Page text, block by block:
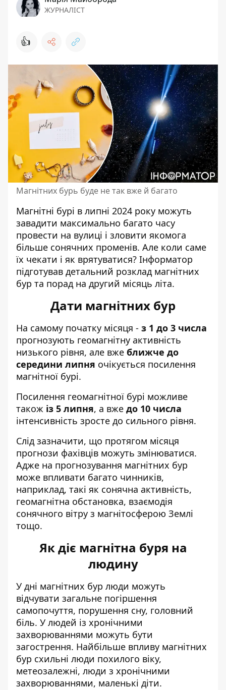
ЖУРНАЛІСТ
👍
Магнітних бурь буде не так вже й багато
Магнітні бурі в липні 2024 року можуть
завадити максимально багато часу
провести на вулиці і зловити якомога
більше сонячних променів. Але коли саме
їх чекати і як врятуватися? Інформатор
підготував детальний розклад магнітних
бур та порад на другий місяць літа.
Дати магнітних бур
На самому початку місяця - з 1 до 3 числа
прогнозують геомагнітну активність
низького рівня, але вже ближче до
середини липня очікується посилення
магнітної бурі.
Посилення геомагнітної бурі можливе
також із 5 липня, а вже до 10 числа
інтенсивність зросте до сильного рівня.
Слід зазначити, що протягом місяця
прогнози фахівців можуть змінюватися.
Адже на прогнозування магнітних бур
може впливати багато чинників,
наприклад, такі як сонячна активність,
геомагнітна обстановка, взаємодія
сонячного вітру з магнітосферою Землі
тощо.
Як діє магнітна буря на
людину
У дні магнітних бур люди можуть
відчувати загальне погіршення
самопочуття, порушення сну, головний
біль. У людей із хронічними
захворюваннями можуть бути
загострення. Найбільше впливу магнітних
бур схильні люди похилого віку,
метеозалежні, люди з хронічними
захворюваннями, маленькі діти.